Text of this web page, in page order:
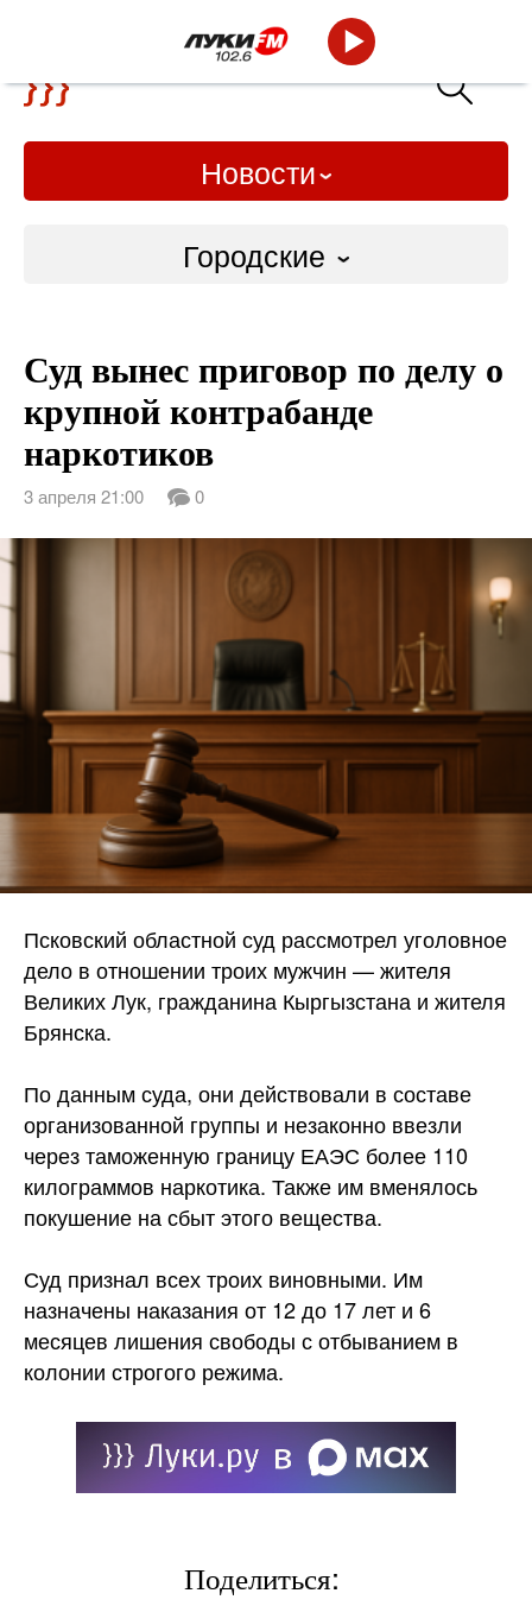
Новости
Городские
Слово Дело
Народные
Суд вынес приговор по делу о
крупной контрабанде
наркотиков
3 апреля 21:00 0
Псковский областной суд рассмотрел уголовное
дело в отношении троих мужчин — жителя
Великих Лук, гражданина Кыргызстана и жителя
Брянска.
По данным суда, они действовали в составе
организованной группы и незаконно ввезли
через таможенную границу ЕАЭС более 110
килограммов наркотика. Также им вменялось
покушение на сбыт этого вещества.
Суд признал всех троих виновными. Им
назначены наказания от 12 до 17 лет и 6
месяцев лишения свободы с отбыванием в
колонии строгого режима.
Поделиться: